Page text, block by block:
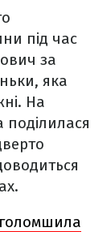
під час
за
яка
На
поділилася